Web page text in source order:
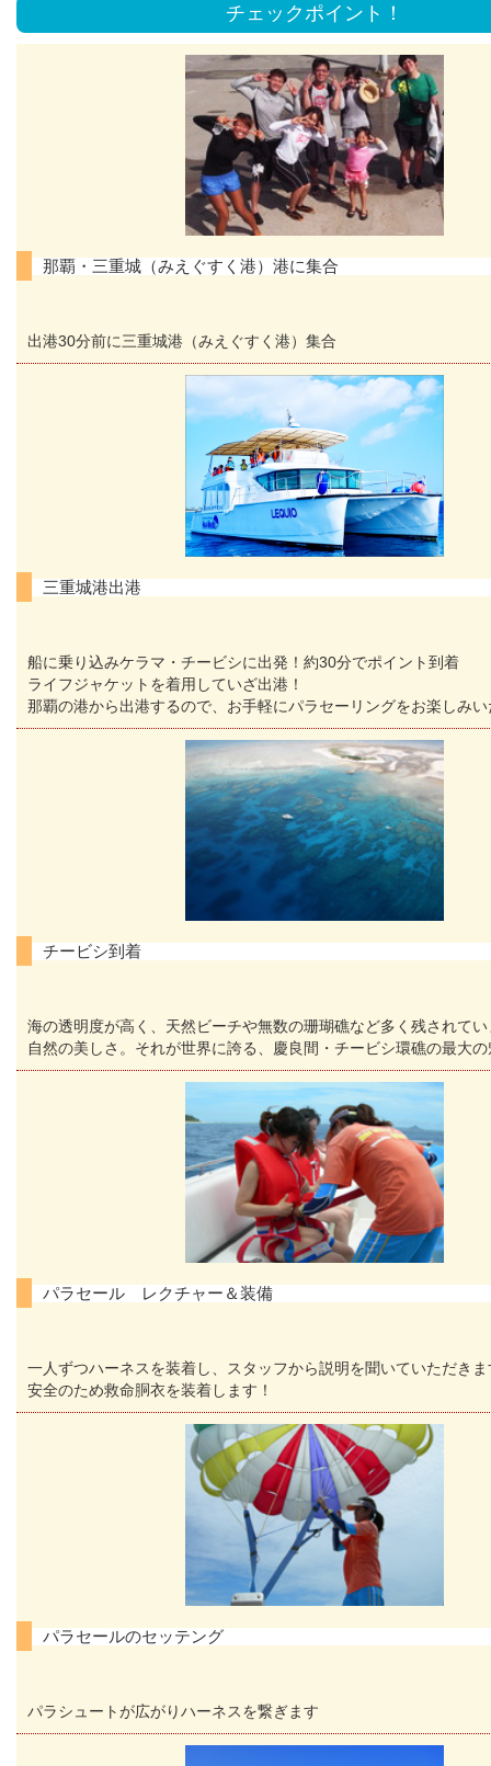
チェックポイント！
那覇・三重城（みえぐすく港）港に集合
出港30分前に三重城港（みえぐすく港）集合
三重城港出港
船に乗り込みケラマ・チービシに出発！約30分でポイント到着
ライフジャケットを着用していざ出港！
那覇の港から出港するので、お手軽にパラセーリングをお楽しみ
チービシ到着
海の透明度が高く、天然ビーチや無数の珊瑚礁など多く残されて
自然の美しさ。それが世界に誇る、慶良間・チービシ環礁の最大
パラセール レクチャー＆装備
一人ずつハーネスを装着し、スタッフから説明を聞いていただきま
安全のため救命胴衣を装着します！
パラセールのセッテング
パラシュートが広がりハーネスを繋ぎます